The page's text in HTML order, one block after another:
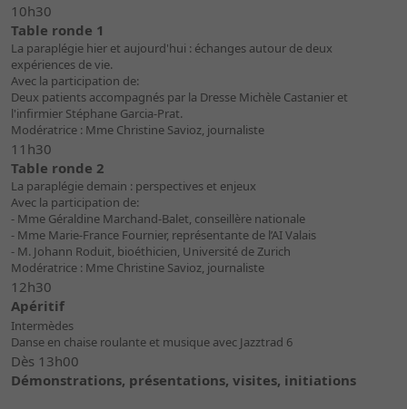
10h30
Table ronde 1
La paraplégie hier et aujourd'hui : échanges autour de deux
expériences de vie.
Avec la participation de:
Deux patients accompagnés par la Dresse Michèle Castanier et
l'infirmier Stéphane Garcia-Prat.
Modératrice : Mme Christine Savioz, journaliste
11h30
Table ronde 2
La paraplégie demain : perspectives et enjeux
Avec la participation de:
- Mme Géraldine Marchand-Balet, conseillère nationale
- Mme Marie-France Fournier, représentante de l’AI Valais
- M. Johann Roduit, bioéthicien, Université de Zurich
Modératrice : Mme Christine Savioz, journaliste
12h30
Apéritif
Intermèdes
Danse en chaise roulante et musique avec Jazztrad 6
Dès 13h00
Démonstrations, présentations, visites, initiations